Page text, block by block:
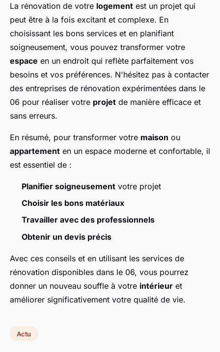
La rénovation de votre logement est un projet qui
peut être à la fois excitant et complexe. En
choisissant les bons services et en planifiant
soigneusement, vous pouvez transformer votre
espace en un endroit qui reflète parfaitement vos
besoins et vos préférences. N'hésitez pas à contacter
des entreprises de rénovation expérimentées dans le
06 pour réaliser votre projet de manière efficace et
sans erreurs.
En résumé, pour transformer votre maison ou
appartement en un espace moderne et confortable, il
est essentiel de :
Planifier soigneusement votre projet
Choisir les bons matériaux
Travailler avec des professionnels
Obtenir un devis précis
Avec ces conseils et en utilisant les services de
rénovation disponibles dans le 06, vous pourrez
donner un nouveau souffle à votre intérieur et
améliorer significativement votre qualité de vie.
Actu